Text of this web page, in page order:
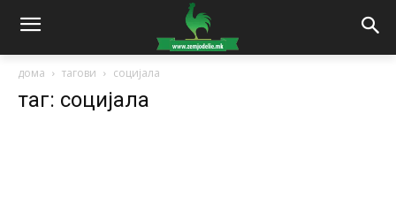
дома тагови социјала
таг: социјала